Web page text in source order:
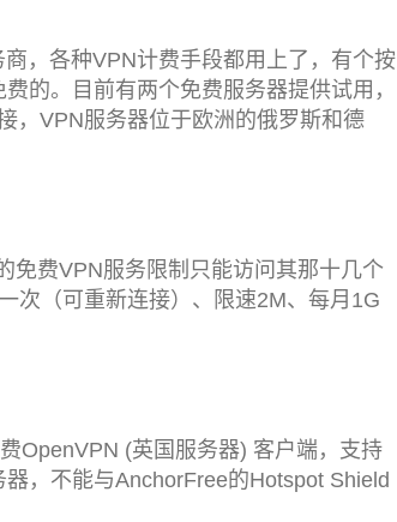
，各种VPN计费手段都用上了，有个按
的。目前有两个免费服务器提供试用，
， VPN服务器位于欧洲的俄罗斯和德
免费VPN服务限制只能访问其那十几个
次（可重新连接）、限速2M、每月1G
OpenVPN (英国服务器) 客户端，支持
，不能与AnchorFree的Hotspot Shield